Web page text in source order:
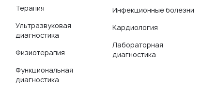
Терапия
Ультразвуковая
диагностика
Физиотерапия
Функциональная
диагностика
Инфекционные болезни
Кардиология
Лабораторная
диагностика